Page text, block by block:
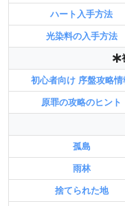
ハート入手方法
光染料の入手方法
初心者向け 序盤攻略情
原罪の攻略のヒント
孤島
雨林
捨てられた地